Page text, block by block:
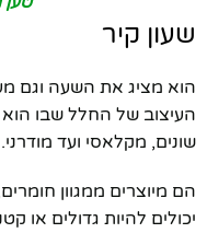
שעון קיר
הוא מציג את השעה וגם
העיצוב של החלל שבו הוא
שונים, מקלאסי ועד מודרני.
הם מיוצרים ממגוון
יכולים להיות גדולים או